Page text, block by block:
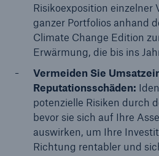
Risikoexposition einzelner
ganzer Portfolios anhand
Climate Change Edition
Erwärmung, die bis ins
Vermeiden Sie
Reputationsschäden:
potenzielle Risiken durch
bevor sie sich auf Ihre
auswirken, um Ihre
Richtung rentabler und